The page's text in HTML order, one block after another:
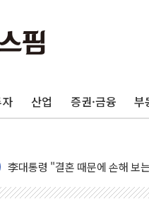
산업 증권·금융 부
이번주 국내 주요 금융일정
美, 이란전 출구전략 만지작…
강릉·동해·삼척 시간당 최대
폐기물 수거하다 참변…60대 환
여수 오동도 인근 해상서 모터
추미애, '위안부' 피해자 기림의